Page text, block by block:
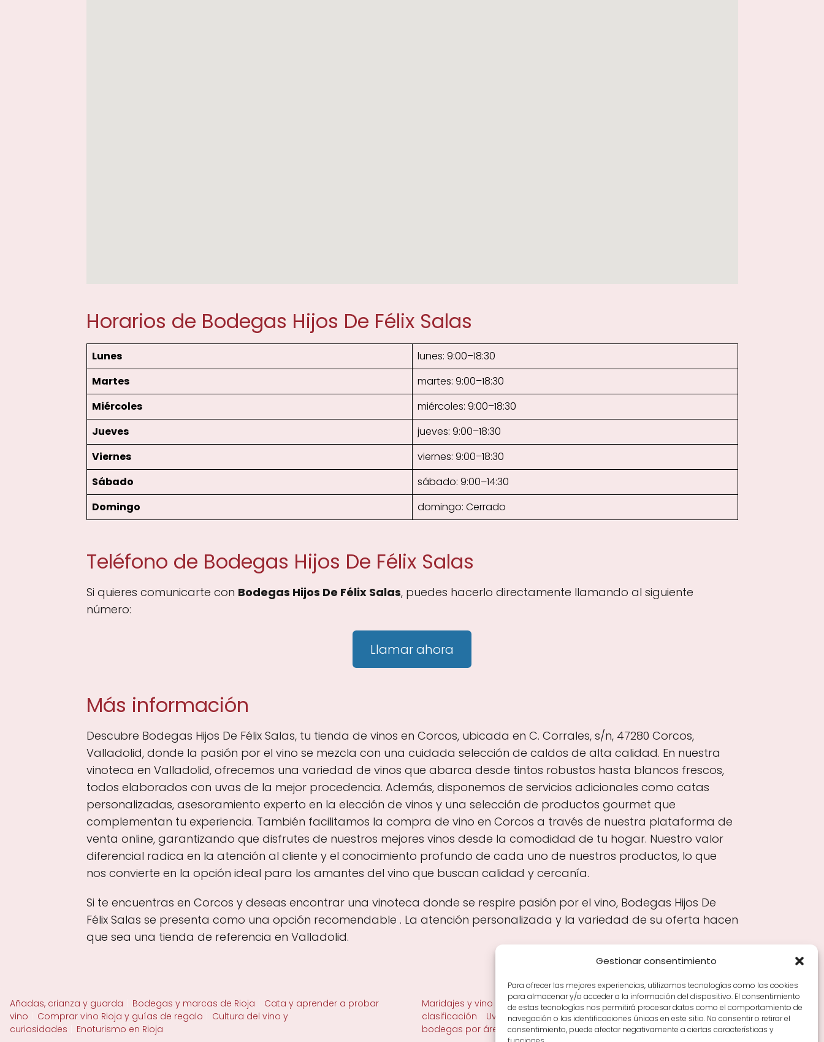
Gestionar consentimiento
Para ofrecer las mejores experiencias, utilizamos tecnologías como las cookies
para almacenar y/o acceder a la información del dispositivo. El consentimiento
de estas tecnologías nos permitirá procesar datos como el comportamiento de
navegación o las identificaciones únicas en este sitio. No consentir o retirar el
consentimiento, puede afectar negativamente a ciertas características y
Horarios de Bodegas Hijos De Félix Salas
Lunes
lunes: 9:00–18:30
Martes
martes: 9:00–18:30
Miércoles
miércoles: 9:00–18:30
Jueves
jueves: 9:00–18:30
Viernes
viernes: 9:00–18:30
Sábado
sábado: 9:00–14:30
Domingo
domingo: Cerrado
Teléfono de Bodegas Hijos De Félix Salas
Si quieres comunicarte con Bodegas Hijos De Félix Salas, puedes hacerlo directamente llamando al siguiente
número:
Llamar ahora
Más información
Descubre Bodegas Hijos De Félix Salas, tu tienda de vinos en Corcos, ubicada en C. Corrales, s/n, 47280 Corcos,
Valladolid, donde la pasión por el vino se mezcla con una cuidada selección de caldos de alta calidad. En nuestra
vinoteca en Valladolid, ofrecemos una variedad de vinos que abarca desde tintos robustos hasta blancos frescos,
todos elaborados con uvas de la mejor procedencia. Además, disponemos de servicios adicionales como catas
personalizadas, asesoramiento experto en la elección de vinos y una selección de productos gourmet que
complementan tu experiencia. También facilitamos la compra de vino en Corcos a través de nuestra plataforma de
venta online, garantizando que disfrutes de nuestros mejores vinos desde la comodidad de tu hogar. Nuestro valor
diferencial radica en la atención al cliente y el conocimiento profundo de cada uno de nuestros productos, lo que
nos convierte en la opción ideal para los amantes del vino que buscan calidad y cercanía.
Si te encuentras en Corcos y deseas encontrar una vinoteca donde se respire pasión por el vino, Bodegas Hijos De
Félix Salas se presenta como una opción recomendable . La atención personalizada y la variedad de su oferta hacen
que sea una tienda de referencia en Valladolid.
Añadas, crianza y guarda Bodegas y marcas de Rioja
Cata y aprender a probar
vino
Comprar vino Rioja y guías de regalo
Cultura del vino y
curiosidades
Enoturismo en Rioja
Maridajes y vino en la mesa Tiendas de vino por ciudades
Tipos de Rioja y
clasificación
Uvas y viñedo en Rioja Vino Rioja para empezar
Zonas de Rioja y
bodegas por área